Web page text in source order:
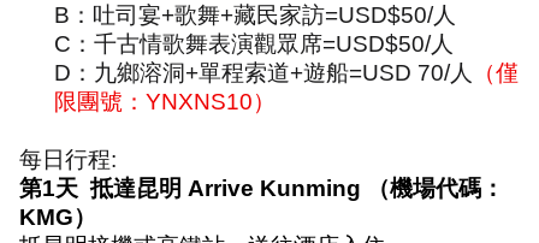
B ：吐司宴+歌舞+藏民家訪=USD$50/人
C ：千古情歌舞表演觀眾席=USD$50/人
D ：九鄉溶洞+單程索道+遊船=USD 70/人
（僅
限團號：YNXNS10）
每日行程:
第1天 抵達昆明 Arrive Kunming
（機場代碼：
KMG）